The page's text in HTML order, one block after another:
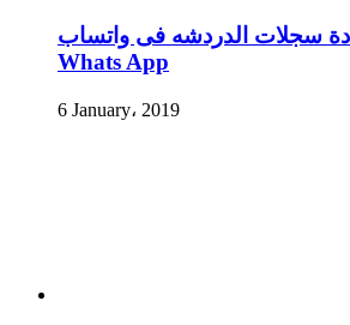
سجلات الدردشه فى واتساب –
Whats App
6 January، 2019